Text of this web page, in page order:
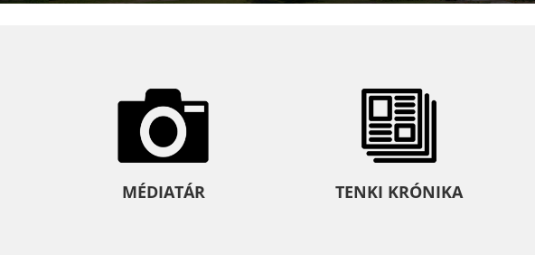
MÉDIATÁR TENKI KRÓNIKA